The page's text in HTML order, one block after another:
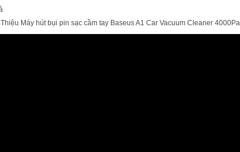
Máy hút bụi pin sạc cầm tay Baseus A1 Car Vacuum Cleaner 4000Pa